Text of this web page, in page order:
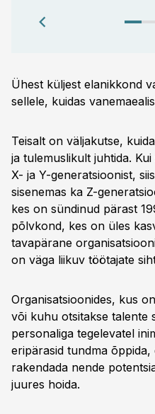
Ühest küljest elanikkond
sellele, kuidas
Teisalt on väljakutse,
ja tulemuslikult juhtida.
X- ja Y-generatsioonist,
sisenemas ka Z-
kes on sündinud pärast
põlvkond, kes on üles
tavapärane
on väga liikuv töötajate
Organisatsioonides, kus
või kuhu otsitakse talente
personaliga tegelevatel
eripärasid tundma õppida,
rakendada nende
juures hoida.